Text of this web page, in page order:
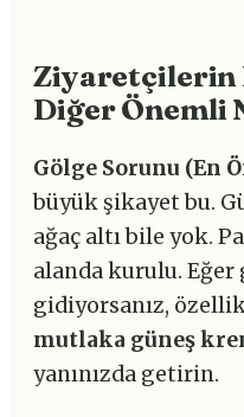
Ziyaretçilerin
Diğer Önemli
Gölge Sorunu (En
büyük şikayet bu.
ağaç altı bile yok.
alanda kurulu.
gidiyorsanız,
mutlaka güneş
yanınızda getirin.